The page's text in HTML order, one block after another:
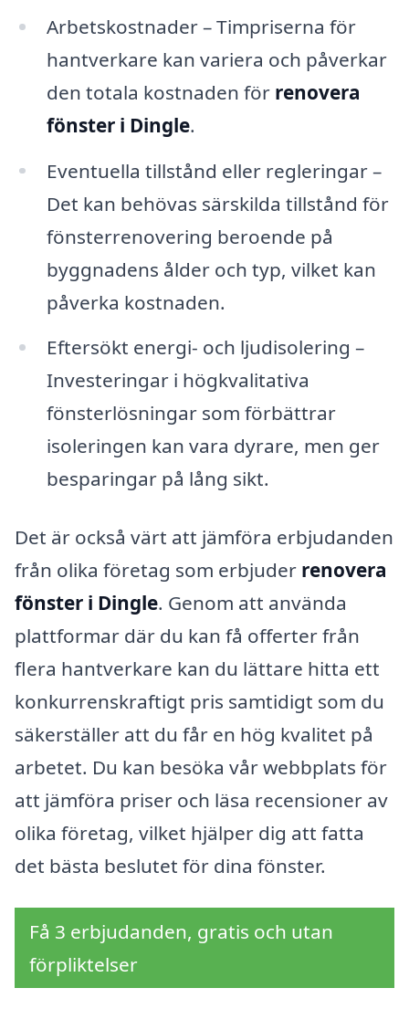
Arbetskostnader – Timpriserna för
hantverkare kan variera och påverkar
den totala kostnaden för renovera
fönster i Dingle.
Eventuella tillstånd eller regleringar –
Det kan behövas särskilda tillstånd för
fönsterrenovering beroende på
byggnadens ålder och typ, vilket kan
påverka kostnaden.
Eftersökt energi- och ljudisolering –
Investeringar i högkvalitativa
fönsterlösningar som förbättrar
isoleringen kan vara dyrare, men ger
besparingar på lång sikt.
Det är också värt att jämföra erbjudanden
från olika företag som erbjuder renovera
fönster i Dingle. Genom att använda
plattformar där du kan få offerter från
flera hantverkare kan du lättare hitta ett
konkurrenskraftigt pris samtidigt som du
säkerställer att du får en hög kvalitet på
arbetet. Du kan besöka vår webbplats för
att jämföra priser och läsa recensioner av
olika företag, vilket hjälper dig att fatta
det bästa beslutet för dina fönster.
Få 3 erbjudanden, gratis och utan
förpliktelser